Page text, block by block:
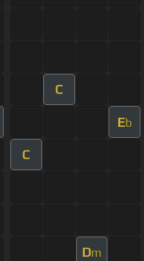
C
Eb
C
Dm